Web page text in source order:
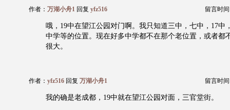
作者： 万湖小舟1 回复 yfz516 留言时间
哦，19中在望江公园对门啊。我只知道三中，七中，17中
中学等的位置。现在好多中学都不在那个老位置，或者都
很大。
作者： yfz516 回复 万湖小舟1 留言时间
我的确是老成都，19中就在望江公园对面，三官堂街。